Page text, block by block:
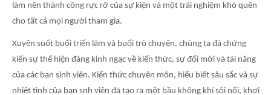
làm nên thành công rực rỡ của sự kiện và một trải nghiệm khó quên
cho tất cả mọi người tham gia.
Xuyên suốt buổi triển lãm và buổi trò chuyện, chúng ta đã chứng
kiến ​​sự thể hiện đáng kinh ngạc về kiến ​​thức, sự đổi mới và tài năng
của các bạn sinh viên. Kiến thức chuyên môn, hiểu biết sâu sắc và sự
nhiệt tình của bạn snh viên đã tạo ra một bầu không khí sôi nổi, khơi